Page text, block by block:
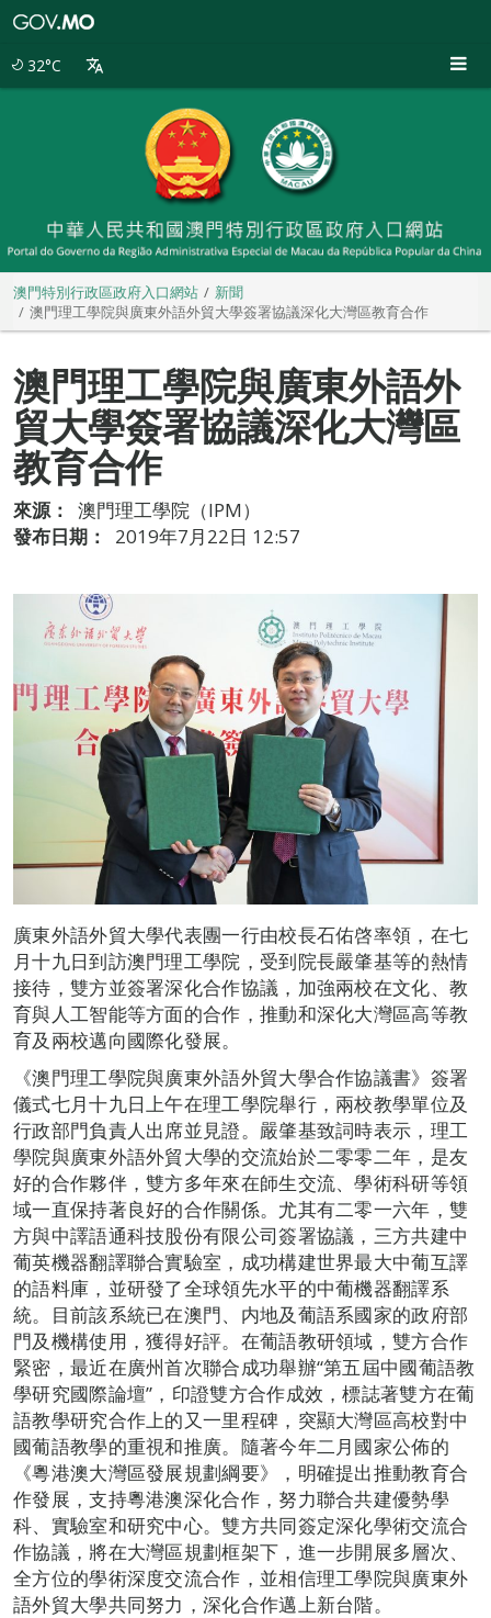
32°C
澳門特別行政區政府入口網站
新聞
澳門理工學院與廣東外語外貿大學簽署協議深化大灣區教育合作
澳門理工學院與廣東外語外
貿大學簽署協議深化大灣區
教育合作
來源：
澳門理工學院（IPM）
發布日期：
2019年7月22日 12:57
廣東外語外貿大學代表團一行由校長石佑啓率領，在七
月十九日到訪澳門理工學院，受到院長嚴肇基等的熱情
接待，雙方並簽署深化合作協議，加強兩校在文化、教
育與人工智能等方面的合作，推動和深化大灣區高等教
育及兩校邁向國際化發展。
《澳門理工學院與廣東外語外貿大學合作協議書》簽署
儀式七月十九日上午在理工學院舉行，兩校教學單位及
行政部門負責人出席並見證。嚴肇基致詞時表示，理工
學院與廣東外語外貿大學的交流始於二零零二年，是友
好的合作夥伴，雙方多年來在師生交流、學術科研等領
域一直保持著良好的合作關係。尤其有二零一六年，雙
方與中譯語通科技股份有限公司簽署協議，三方共建中
葡英機器翻譯聯合實驗室，成功構建世界最大中葡互譯
的語料庫，並研發了全球領先水平的中葡機器翻譯系
統。目前該系統已在澳門、内地及葡語系國家的政府部
門及機構使用，獲得好評。在葡語教研領域，雙方合作
緊密，最近在廣州首次聯合成功舉辦“第五屆中國葡語教
學研究國際論壇”，印證雙方合作成效，標誌著雙方在葡
語教學研究合作上的又一里程碑，突顯大灣區高校對中
國葡語教學的重視和推廣。隨著今年二月國家公佈的
《粵港澳大灣區發展規劃綱要》，明確提出推動教育合
作發展，支持粵港澳深化合作，努力聯合共建優勢學
科、實驗室和研究中心。雙方共同簽定深化學術交流合
作協議，將在大灣區規劃框架下，進一步開展多層次、
全方位的學術深度交流合作，並相信理工學院與廣東外
語外貿大學共同努力，深化合作邁上新台階。